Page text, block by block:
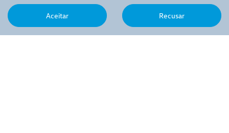
Facilidades
Financiamento
Comunicado Bacen - Resolução 4571-1
Aceitar Recusar